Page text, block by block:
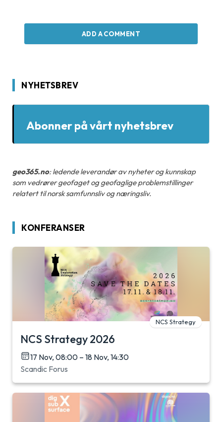
ADD A COMMENT
NYHETSBREV
Abonner på vårt nyhetsbrev
geo365.no: ledende leverandør av nyheter og kunnskap
som vedrører geofaget og geofaglige problemstillinger
relatert til norsk samfunnsliv og næringsliv.
KONFERANSER
NCS Strategy
NCS Strategy 2026
17 Nov, 08:00 – 18 Nov, 14:30
Scandic Forus